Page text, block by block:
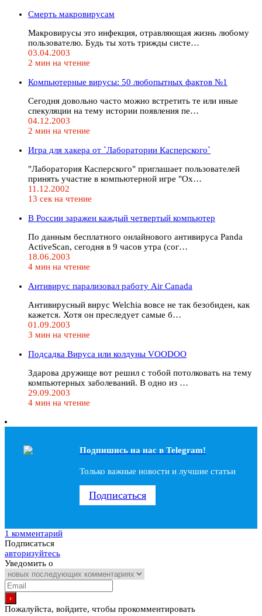
Смерть макровирусам
Макровирусы это инфекция, отравляющая жизнь любому
пользователю. Будь ты хоть трижды систе…
03.04.2003
2 мин на чтение
Компьютерные вирусы: 50 любопытных фактов №1
Сегодня довольно часто можно встретить те или иные
спекуляции на тему истории появления пе…
04.12.2003
2 мин на чтение
Игра для хакера от `Лаборатории Касперского`
"Лаборатория Касперского" приглашает пользователей
принять участие в компьютерной игре "Ох…
11.12.2002
13 сек на чтение
В России заражен каждый четвертый компьютер
По данным бесплатного онлайнового антивируса Panda
ActiveScan, сегодня в 9 часов утра (сог…
18.06.2003
4 мин на чтение
Антивирус парализовал работу Air Canada
Антивирусный вирус Welchia вовсе не так безобиден, как
кажется. Хотя он преследует самые б…
01.09.2003
3 мин на чтение
Подсадка Вируса или колдуны VOODOO
Здарова дружище вот решил с тобой потолковать на тему
компьютерных заболеваний. В одно из …
29.09.2003
4 мин на чтение
Подпишись на наc в Telegram!
Только важные новости и лучшие статьи
Подписаться
1 комментарий
Подписаться
авторизуйтесь
Уведомить о
Пожалуйста, войдите, чтобы прокомментировать